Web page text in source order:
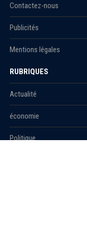
Contactez-nous
Publicités
Mentions légales
RUBRIQUES
Actualité
économie
Politique